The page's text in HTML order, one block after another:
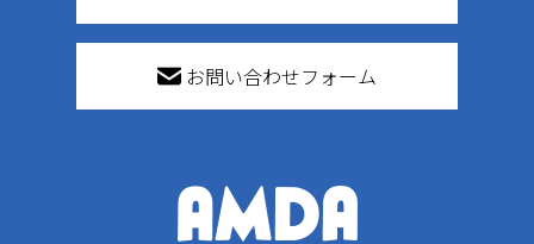
お問い合わせフォーム